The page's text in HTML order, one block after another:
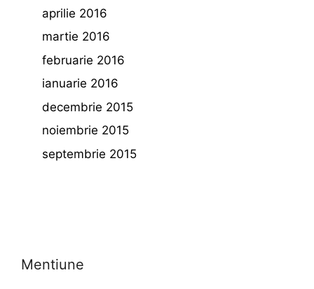
aprilie 2016
martie 2016
februarie 2016
ianuarie 2016
decembrie 2015
noiembrie 2015
septembrie 2015
Mentiune